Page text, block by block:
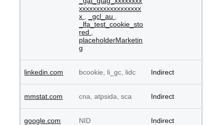
xxxxxxxxxxxxxxxxxx
x
_gcl_au
_lfa_test_cookie_sto
red
placeholderMarketin
g
linkedin.com bcookie, li_gc, lidc Indirect
mmstat.com cna, atpsida, sca Indirect
google.com NID Indirect